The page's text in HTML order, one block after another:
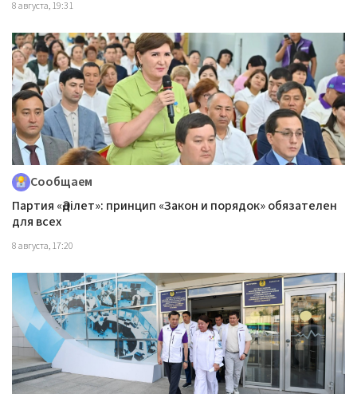
8 августа, 19:31
Сообщаем
Партия «Әділет»: принцип «Закон и порядок» обязателен
для всех
8 августа, 17:20